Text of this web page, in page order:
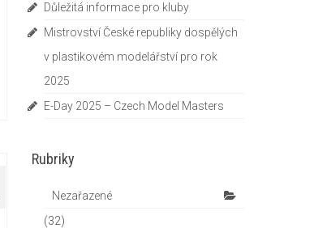
Důležitá informace pro kluby
Mistrovství České republiky dospělých
v plastikovém modelářství pro rok
2025
E-Day 2025 – Czech Model Masters
Rubriky
Nezařazené
(32)